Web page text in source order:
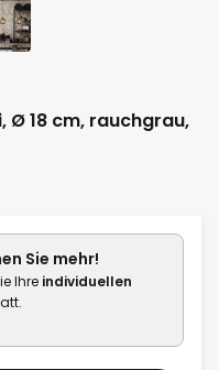
Ø 18 cm, rauchgrau,
Sie mehr!
Ihre individuellen